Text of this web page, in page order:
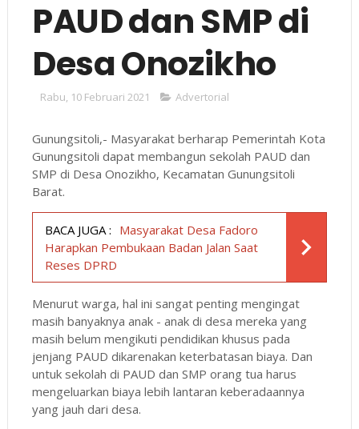
PAUD dan SMP di
Desa Onozikho
Rabu, 10 Februari 2021 Advertorial
Gunungsitoli,- Masyarakat berharap Pemerintah Kota
Gunungsitoli dapat membangun sekolah PAUD dan
SMP di Desa Onozikho, Kecamatan Gunungsitoli
Barat.
BACA JUGA : Masyarakat Desa Fadoro
Harapkan Pembukaan Badan Jalan Saat
Reses DPRD
Menurut warga, hal ini sangat penting mengingat
masih banyaknya anak - anak di desa mereka yang
masih belum mengikuti pendidikan khusus pada
jenjang PAUD dikarenakan keterbatasan biaya. Dan
untuk sekolah di PAUD dan SMP orang tua harus
mengeluarkan biaya lebih lantaran keberadaannya
yang jauh dari desa.